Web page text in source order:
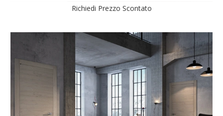
Richiedi Prezzo Scontato